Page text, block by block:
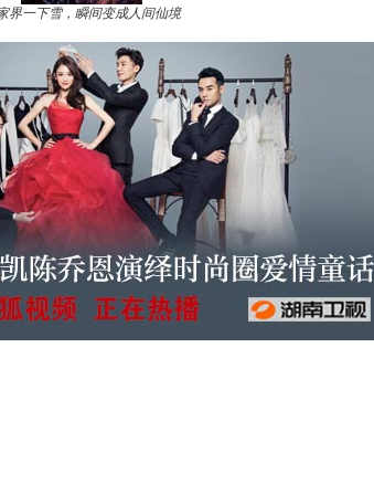
界一下雪，瞬间变成人间仙境